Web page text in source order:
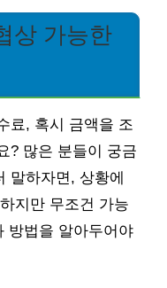
상 가능한
료, 혹시 금액을 조
? 많은 분들이 궁금
말하자면, 상황에
지만 무조건 가능
방법을 알아두어야